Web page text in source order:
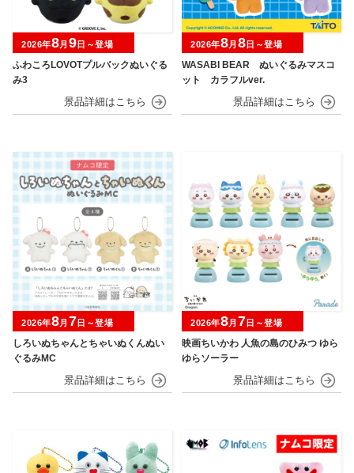
ふわころLOVOTプルバックぬいぐる
み3
2026年8月 9日～登場
WASABI BEAR ぬいぐるみマスコ
ット カラフルver.
2026年8月 8日～登場
しろいぬちゃんとちゃいぬくんぬい
ぐるみMC
2026年8月 7 日～登場
映画ちいかわ 人魚の島のひみつ ゆら
ゆらソーラー
2026年8月 7 日～登場